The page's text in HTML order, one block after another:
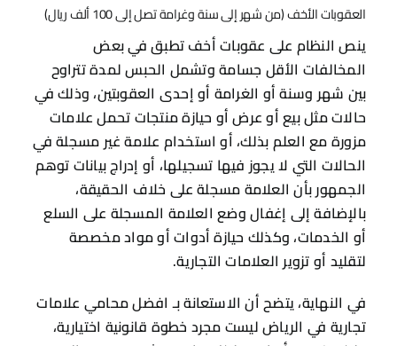
العقوبات الأخف (من شهر إلى سنة وغرامة تصل إلى 100 ألف ريال)
ينص النظام على عقوبات أخف تطبق في بعض
المخالفات الأقل جسامة وتشمل الحبس لمدة تتراوح
بين شهر وسنة أو الغرامة أو إحدى العقوبتين، وذلك في
حالات مثل بيع أو عرض أو حيازة منتجات تحمل علامات
مزورة مع العلم بذلك، أو استخدام علامة غير مسجلة في
الحالات التي لا يجوز فيها تسجيلها، أو إدراج بيانات توهم
الجمهور بأن العلامة مسجلة على خلاف الحقيقة،
بالإضافة إلى إغفال وضع العلامة المسجلة على السلع
أو الخدمات، وكذلك حيازة أدوات أو مواد مخصصة
لتقليد أو تزوير العلامات التجارية.
في النهاية، يتضح أن الاستعانة بـ افضل محامي علامات
تجارية في الرياض ليست مجرد خطوة قانونية اختيارية،